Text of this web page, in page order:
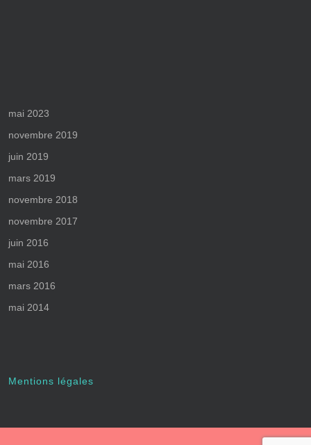
mai 2023
novembre 2019
juin 2019
mars 2019
novembre 2018
novembre 2017
juin 2016
mai 2016
mars 2016
mai 2014
Mentions légales